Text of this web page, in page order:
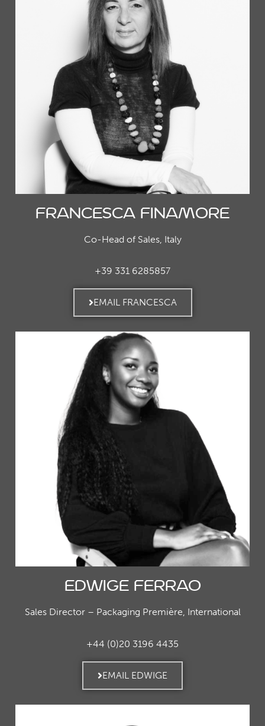
Francesca Finamore
Co-Head of Sales, Italy
+39 331 6285857
EMAIL FRANCESCA
Edwige Ferrao
Sales Director – Packaging Première, International
+44 (0)20 3196 4435
EMAIL EDWIGE